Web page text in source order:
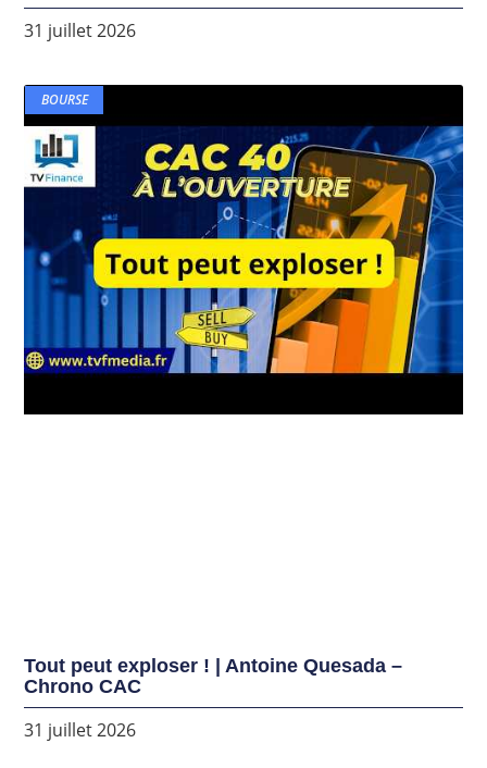
31 juillet 2026
BOURSE
Tout peut exploser ! | Antoine Quesada –
Chrono CAC
31 juillet 2026